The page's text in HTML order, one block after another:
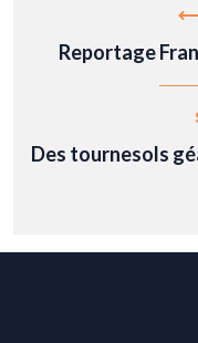
Reportage
Des tournesols